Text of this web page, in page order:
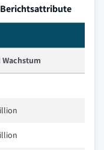
Berichtsattribute